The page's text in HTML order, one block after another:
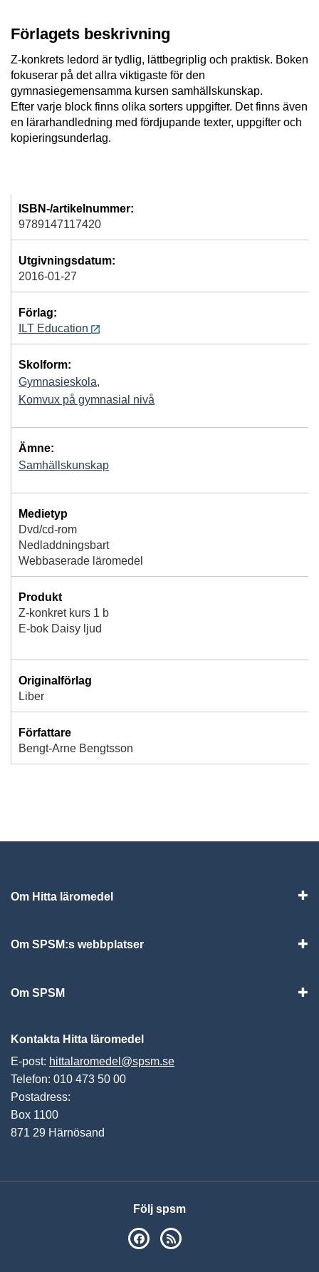
Förlagets beskrivning
Z-konkrets ledord är tydlig, lättbegriplig och praktisk. Boken
fokuserar på det allra viktigaste för den
gymnasiegemensamma kursen samhällskunskap.
Efter varje block finns olika sorters uppgifter. Det finns även
en lärarhandledning med fördjupande texter, uppgifter och
kopieringsunderlag.
ISBN-/artikelnummer:
9789147117420
Utgivningsdatum:
2016-01-27
Förlag:
ILT Education
Skolform:
Gymnasieskola,
Komvux på gymnasial nivå
Ämne:
Samhällskunskap
Medietyp
Dvd/cd-rom
Nedladdningsbart
Webbaserade läromedel
Produkt
Z-konkret kurs 1 b
E-bok Daisy ljud
Originalförlag
Liber
Författare
Bengt-Arne Bengtsson
Om Hitta läromedel
Om SPSM:s webbplatser
Om SPSM
Kontakta Hitta läromedel
E-post: hittalaromedel@spsm.se
Telefon: 010 473 50 00
Postadress:
Box 1100
871 29 Härnösand
Följ spsm
SPSM på Facebook